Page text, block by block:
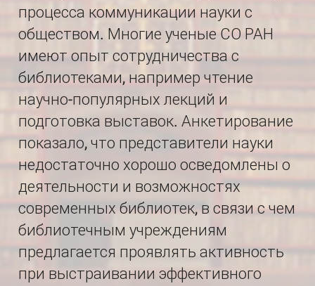
процесса коммуникации науки с
обществом. Многие ученые СО РАН
имеют опыт сотрудничества с
библиотеками, например чтение
научно-популярных лекций и
подготовка выставок. Анкетирование
показало, что представители науки
недостаточно хорошо осведомлены о
деятельности и возможностях
современных библиотек, в связи с чем
библиотечным учреждениям
предлагается проявлять активность
при выстраивании эффективного